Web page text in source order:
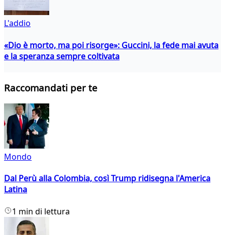
L'addio
«Dio è morto, ma poi risorge»: Guccini, la fede mai avuta
e la speranza sempre coltivata
Raccomandati per te
Mondo
Dal Perù alla Colombia, così Trump ridisegna l'America
Latina
1 min di lettura